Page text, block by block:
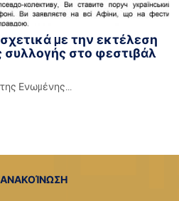
με την εκτέλεση
στο φεστιβάλ
Ενωμένης...
ΑΝΑΚΟΊΝΩΣΗ